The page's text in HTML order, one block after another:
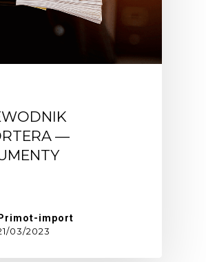
—
import
03/2023